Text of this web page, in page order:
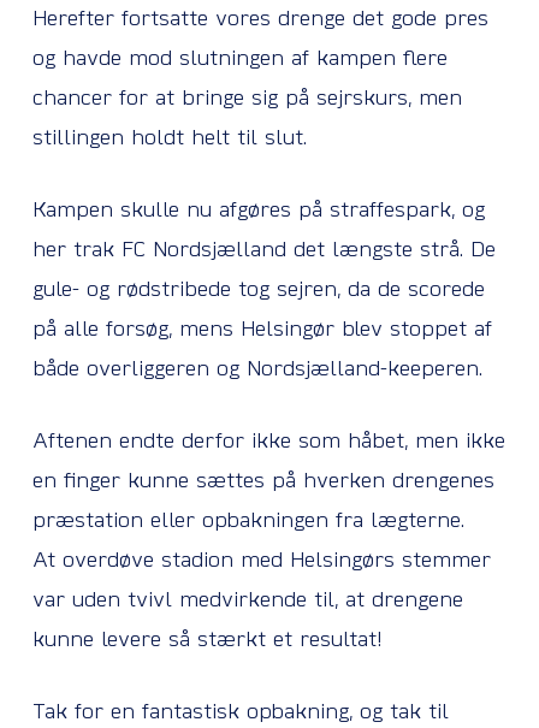
Herefter fortsatte vores drenge det gode pres
og havde mod slutningen af kampen flere
chancer for at bringe sig på sejrskurs, men
stillingen holdt helt til slut.
Kampen skulle nu afgøres på straffespark, og
her trak FC Nordsjælland det længste strå. De
gule- og rødstribede tog sejren, da de scorede
på alle forsøg, mens Helsingør blev stoppet af
både overliggeren og Nordsjælland-keeperen.
Aftenen endte derfor ikke som håbet, men ikke
en finger kunne sættes på hverken drengenes
præstation eller opbakningen fra lægterne.
At overdøve stadion med Helsingørs stemmer
var uden tvivl medvirkende til, at drengene
kunne levere så stærkt et resultat!
Tak for en fantastisk opbakning, og tak til